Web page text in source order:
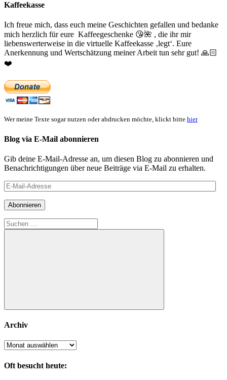
Kaffeekasse
Ich freue mich, dass euch meine Geschichten gefallen und bedanke
mich herzlich für eure Kaffeegeschenke 😘🌺 , die ihr mir
liebenswerterweise in die virtuelle Kaffeekasse ‚legt‘. Eure
Anerkennung und Wertschätzung meiner Arbeit tun sehr gut! 🙏🏻
❤️
Wer meine Texte sogar nutzen oder abdrucken möchte, klickt bitte hier
Blog via E-Mail abonnieren
Gib deine E-Mail-Adresse an, um diesen Blog zu abonnieren und
Benachrichtigungen über neue Beiträge via E-Mail zu erhalten.
E-
Mail-
Adresse
Abonnieren
Suchen
nach:
Suchen
Archiv
Archiv
Oft besucht heute: